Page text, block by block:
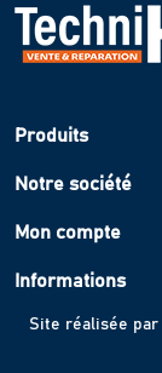
Produits
Notre société
Mon compte
Informations
Site réalisée par